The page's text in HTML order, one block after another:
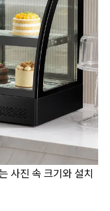
사진 속 크기와 설치